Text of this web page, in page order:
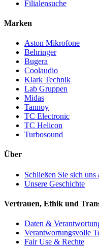
Filialensuche
Marken
Aston Mikrofone
Behringer
Bugera
Coolaudio
Klark Technik
Lab Gruppen
Midas
Tannoy
TC Electronic
TC Helicon
Turbosound
Über
Schließen Sie sich uns
Unsere Geschichte
Vertrauen, Ethik und
Daten &
Verantwortungsvolle
Fair Use & Rechte